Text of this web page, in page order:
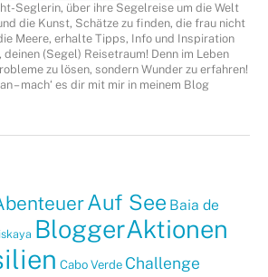
Seglerin, über ihre Segelreise um die Welt
die Kunst, Schätze zu finden, die frau nicht
Meere, erhalte Tipps, Info und Inspiration
(Segel) Reisetraum! Denn im Leben
zu lösen, sondern Wunder zu erfahren!
– mach‘ es dir mit mir in meinem Blog
Auf See Baia de
BloggerAktionen
Cabo Verde Challenge